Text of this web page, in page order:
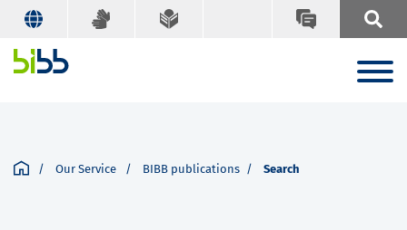
Our Service BIBB publications Search